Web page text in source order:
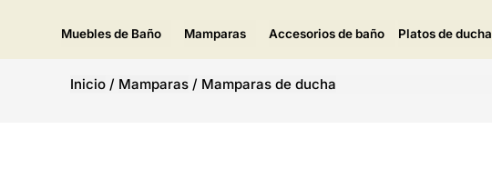
Muebles de Baño Mamparas Accesorios de baño Platos de ducha
Inicio / Mamparas / Mamparas de ducha